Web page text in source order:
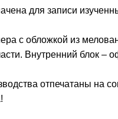
для записи
с обложкой из
Внутренний блок –
отпечатаны на